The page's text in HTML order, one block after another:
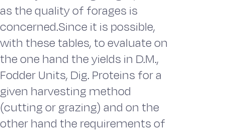
as the quality of forages is
concerned.Since it is possible,
with these tables, to evaluate on
the one hand the yields in D.M.,
Fodder Units, Dig. Proteins for a
given harvesting method
(cutting or grazing) and on the
other hand the requirements of